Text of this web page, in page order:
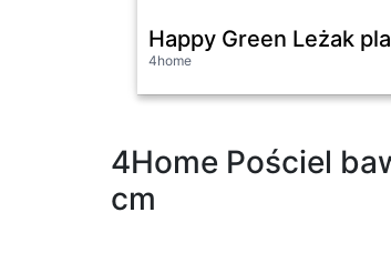
Happy Green Leżak
4home
4Home Pościel
cm